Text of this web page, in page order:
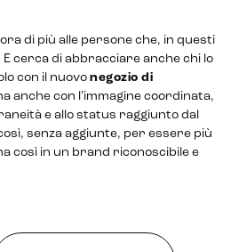
di più alle persone che, in questi
E cerca di abbracciare anche chi lo
con il nuovo negozio di
anche con l’immagine coordinata,
e allo status raggiunto dal
senza aggiunte, per essere più
così in un brand riconoscibile e